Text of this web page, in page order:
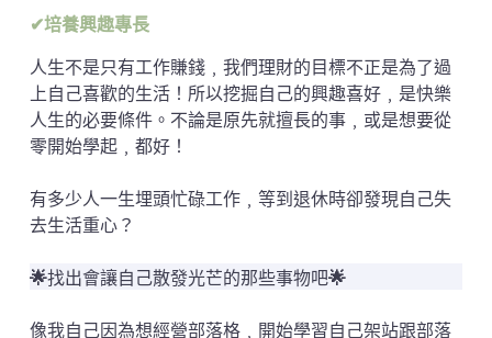
✔培養興趣專長
人生不是只有工作賺錢﹐我們理財的目標不正是為了過
上自己喜歡的生活！所以挖掘自己的興趣喜好﹐是快樂
人生的必要條件。不論是原先就擅長的事﹐或是想要從
零開始學起﹐都好！
有多少人一生埋頭忙碌工作﹐等到退休時卻發現自己失
去生活重心？
🌟找出會讓自己散發光芒的那些事物吧🌟
像我自己因為想經營部落格﹐開始學習自己架站跟部落